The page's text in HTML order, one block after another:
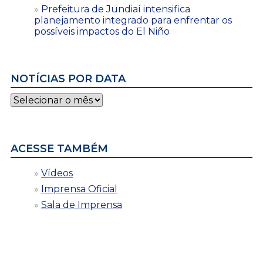
Prefeitura de Jundiaí intensifica
planejamento integrado para enfrentar os
possíveis impactos do El Niño
NOTÍCIAS POR DATA
Notícias
por
ACESSE TAMBÉM
Vídeos
Imprensa Oficial
Sala de Imprensa